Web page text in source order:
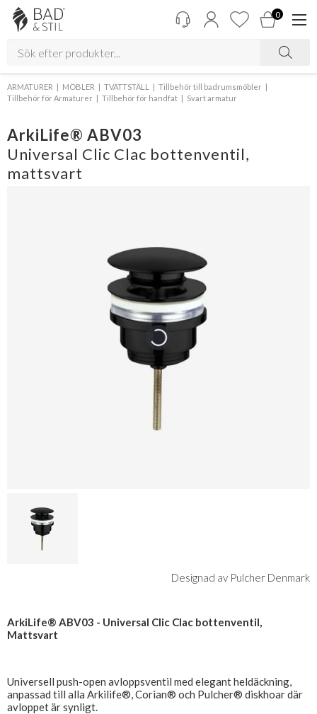
0
ARMATURER MÖBLER TVÄTTSTÄLL
Tillbehör till badrumsmöbler
Tillbehör för Armaturer
Tillbehör för handfat Svart armatur
ArkiLife® ABV03
Universal Clic Clac bottenventil,
mattsvart
Designad av Pulcher Denmark
ArkiLife® ABV03 - Universal Clic Clac bottenventil,
Mattsvart
Universell push-open avloppsventil med elegant heldäckning,
anpassad till alla Arkilife®, Corian® och Pulcher® diskhoar där
avloppet är synligt.